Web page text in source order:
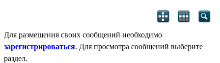
Для размещения своих сообщений необходимо
зарегистрироваться. Для просмотра сообщений выберите
раздел.